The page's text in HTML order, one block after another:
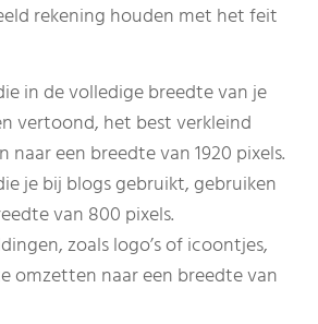
rekening houden met het feit
in de volledige breedte van je
vertoond, het best verkleind
naar een breedte van 1920 pixels.
je bij blogs gebruikt, gebruiken
van 800 pixels.
zoals logo’s of icoontjes,
omzetten naar een breedte van